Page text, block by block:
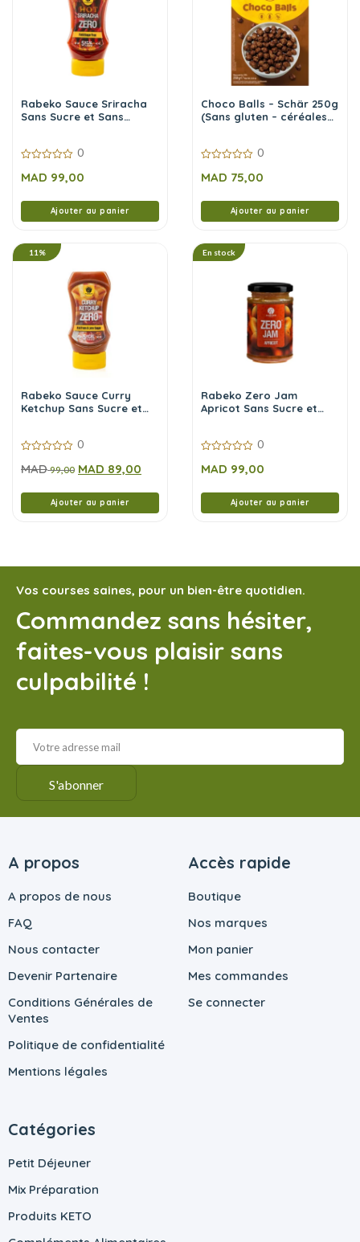
Rabeko Sauce Sriracha
Sans Sucre et Sans
sur
0
MAD 99,00
Ajouter au panier
Choco Balls – Schär 250g
(Sans gluten – céréales
sur
0
MAD 75,00
Ajouter au panier
11%
Rabeko Sauce Curry
Ketchup Sans Sucre et
sur
0
MAD99,00 MAD 89,00
Ajouter au panier
En stock
Rabeko Zero Jam
Apricot Sans Sucre et
sur
0
MAD 99,00
Ajouter au panier
Vos courses saines, pour un bien-être quotidien.
Commandez sans hésiter,
faites-vous plaisir sans
culpabilité !
A propos
A propos de nous
FAQ
Nous contacter
Devenir Partenaire
Conditions Générales de
Ventes
Politique de confidentialité
Mentions légales
Accès rapide
Boutique
Nos marques
Mon panier
Mes commandes
Se connecter
Catégories
Petit Déjeuner
Mix Préparation
Produits KETO